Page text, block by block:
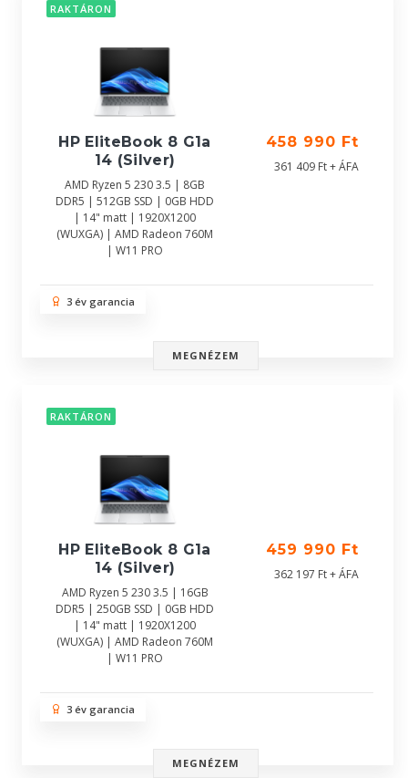
RAKTÁRON
HP EliteBook 8 G1a
14 (Silver)
AMD Ryzen 5 230 3.5 | 8GB
DDR5 | 512GB SSD | 0GB HDD
| 14" matt | 1920X1200
(WUXGA) | AMD Radeon 760M
| W11 PRO
458 990 Ft
361 409 Ft + ÁFA
3 év garancia
MEGNÉZEM
RAKTÁRON
HP EliteBook 8 G1a
14 (Silver)
AMD Ryzen 5 230 3.5 | 16GB
DDR5 | 250GB SSD | 0GB HDD
| 14" matt | 1920X1200
(WUXGA) | AMD Radeon 760M
| W11 PRO
459 990 Ft
362 197 Ft + ÁFA
3 év garancia
MEGNÉZEM